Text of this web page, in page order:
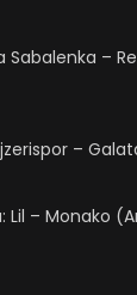
Sabalenka –
–
Lil – Monako